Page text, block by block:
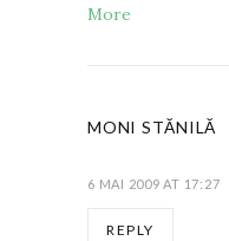
More
MONI STĂNILĂ
6 MAI 2009 AT 17:27
REPLY